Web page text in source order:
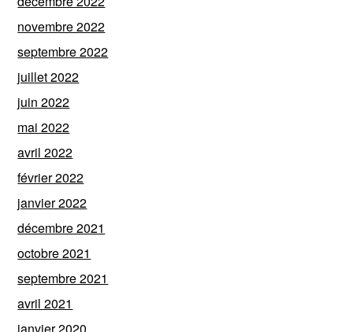
novembre 2022
septembre 2022
juillet 2022
juin 2022
mai 2022
avril 2022
février 2022
janvier 2022
décembre 2021
octobre 2021
septembre 2021
avril 2021
janvier 2020